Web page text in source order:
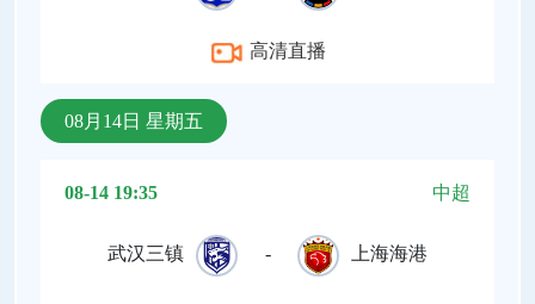
高清直播
08月14日 星期五
08-14 19:35 中超
武汉三镇 - 上海海港